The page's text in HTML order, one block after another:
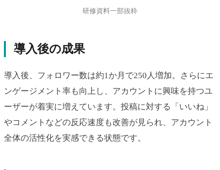
研修資料一部抜粋
導入後の成果
導入後、フォロワー数は約1か月で250人増加。さらにエ
ンゲージメント率も向上し、アカウントに興味を持つユ
ーザーが着実に増えています。投稿に対する「いいね」
やコメントなどの反応速度も改善が見られ、アカウント
全体の活性化を実感できる状態です。